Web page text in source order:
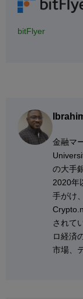
bitFlyer
金融マ
の大手
2020年
手がけ
されて
ロ経済
市場、